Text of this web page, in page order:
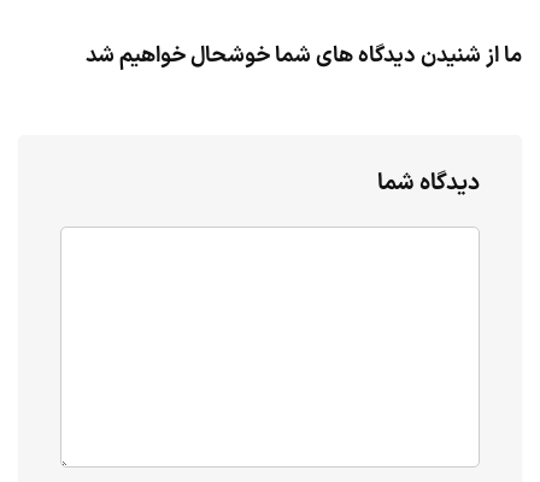
ما از شنیدن دیدگاه های شما خوشحال خواهیم شد
دیدگاه شما